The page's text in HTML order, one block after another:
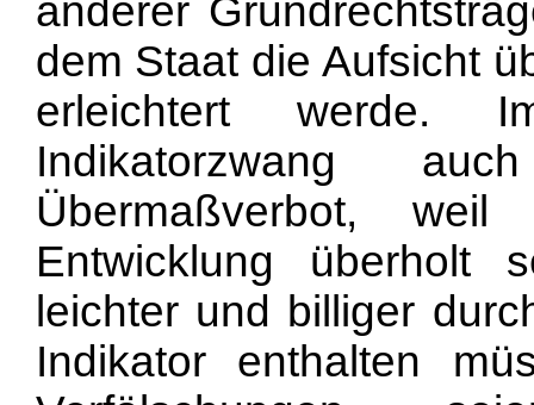
anderer
dem Staat die Aufsicht
erleichtert werde.
Indikatorzwang
Übermaßverbot,
Entwicklung überholt
leichter und billiger
Indikator enthalten